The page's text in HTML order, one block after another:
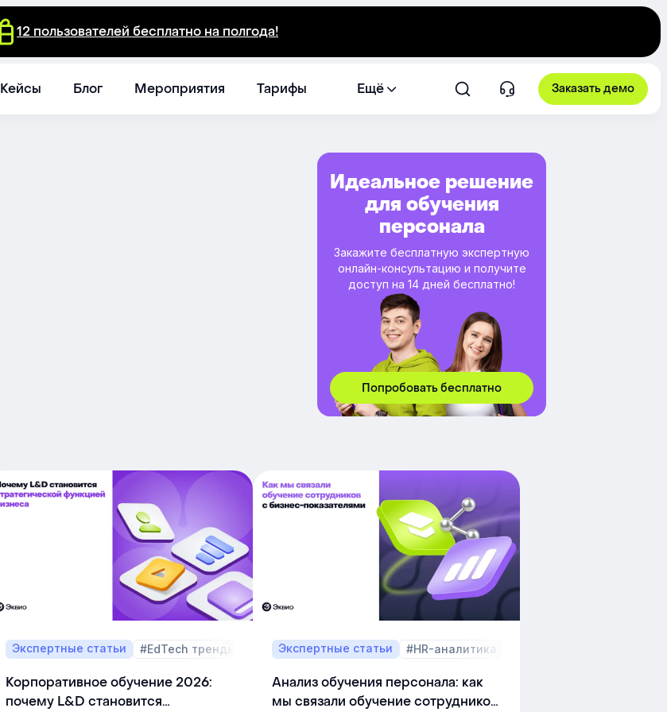
12 пользователей бесплатно на полгода!
Кейсы Блог Мероприятия Тарифы Ещё Заказать демо
Идеальное решение
для обучения
персонала
Закажите бесплатную экспертную
онлайн-консультацию и получите
доступ на 14 дней бесплатно!
Попробовать бесплатно
Экспертные статьи #EdTech тренды
Корпоративное обучение 2026:
почему L&D становится
Экспертные статьи #HR-аналитика
Анализ обучения персонала: как
мы связали обучение сотрудников